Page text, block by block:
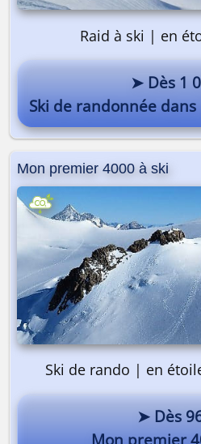
Raid à ski | en
➤ Dès 1
Ski de randonnée dans
Mon premier 4000 à ski
Ski de rando | en
➤ Dès
Mon premier